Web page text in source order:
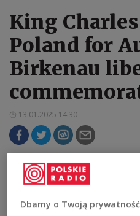
King
Poland for
Birkenau
13.01.2025 14:30
The official
visit to Poland for the
Buckingham Palace,
Dbamy o Twoją prywatność